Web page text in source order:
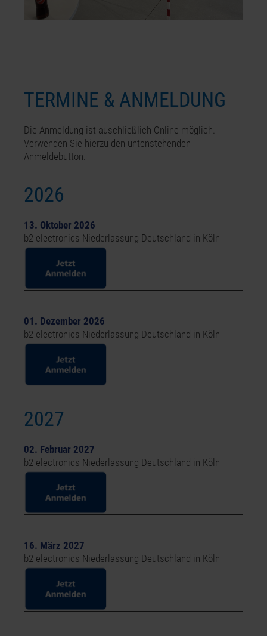
TERMINE & ANMELDUNG
Die Anmeldung ist auschließlich Online möglich.
Verwenden Sie hierzu den untenstehenden
Anmeldebutton.
2026
13. Oktober 2026
b2 electronics Niederlassung Deutschland in Köln
01. Dezember 2026
b2 electronics Niederlassung Deutschland in Köln
2027
02. Februar 2027
b2 electronics Niederlassung Deutschland in Köln
16. März 2027
b2 electronics Niederlassung Deutschland in Köln